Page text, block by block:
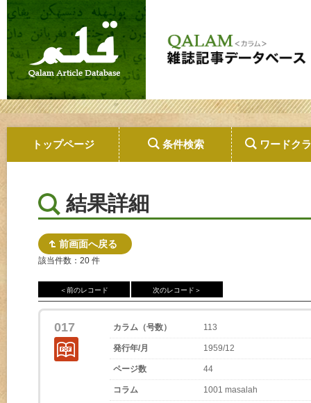
トップページ 条件検索 ワードク
結果詳細
前画面へ戻る
該当件数：20 件
＜前のレコード 次のレコード＞
017 カラム（号数） 113
発行年/月 1959/12
ページ数 44
コラム 1001 masalah